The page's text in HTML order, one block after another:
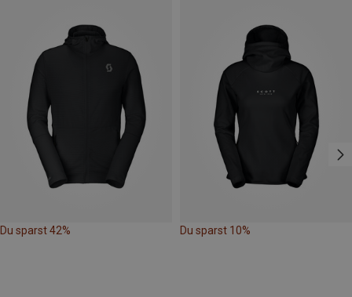
Du sparst 42% Du sparst 10%